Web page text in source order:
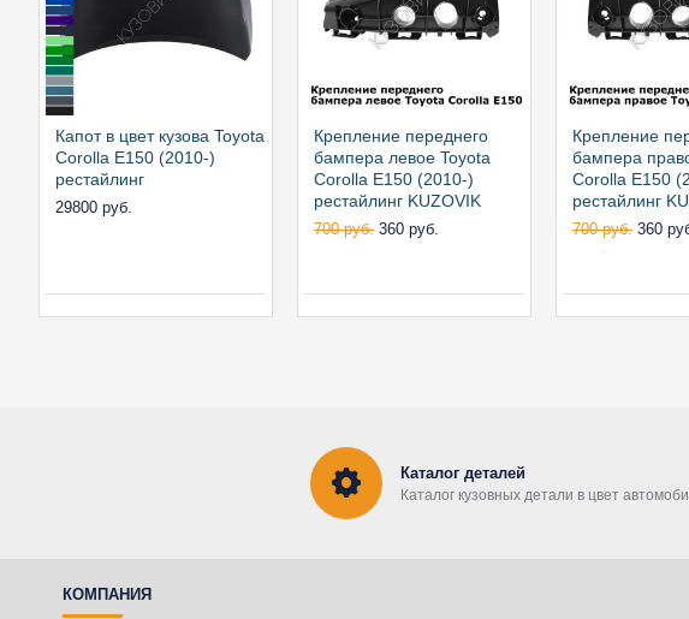
Капот в цвет кузова Toyota
Corolla E150 (2010-)
рестайлинг
29800 руб.
Крепление переднего
бампера левое Toyota
Corolla E150 (2010-)
рестайлинг KUZOVIK
700 руб. 360 руб.
Крепление
бампера
Corolla E150
рестайлинг
700 руб. 360
Каталог деталей
Каталог кузовных детали в цвет
КОМПАНИЯ